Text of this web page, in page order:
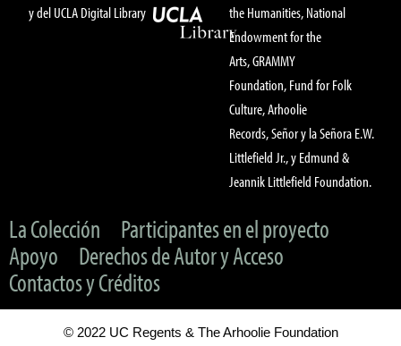
y del UCLA Digital Library
the Humanities, National
Endowment for the
Arts, GRAMMY
Foundation, Fund for Folk
Culture, Arhoolie
Records, Señor y la Señora E.W.
Littlefield Jr., y Edmund &
Jeannik Littlefield Foundation.
La Colección
Participantes en el proyecto
Apoyo
Derechos de Autor y Acceso
Contactos y Créditos
© 2022 UC Regents & The Arhoolie Foundation